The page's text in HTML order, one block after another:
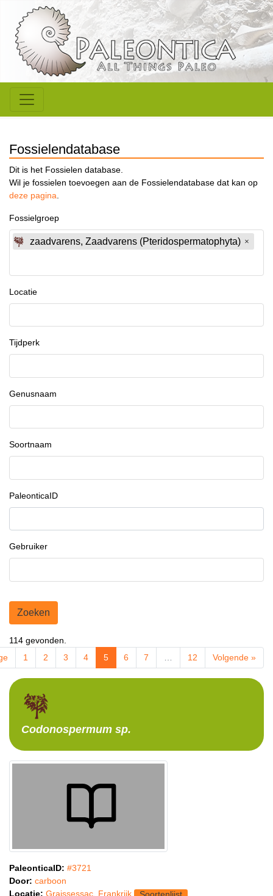
Fossielendatabase
Dit is het Fossielen database.
Wil je fossielen toevoegen aan de Fossielendatabase dat kan op
deze pagina.
Fossielgroep
zaadvarens, Zaadvarens (Pteridospermatophyta)
Locatie
Tijdperk
Genusnaam
Soortnaam
PaleonticaID
Gebruiker
Zoeken
114 gevonden.
1 2 3 4 5 6 7 12 Volgende »
Codonospermum sp.
PaleonticaID: #3721
Door: carboon
Locatie: Graissessac, Frankrijk